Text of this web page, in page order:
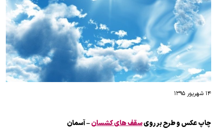
۱۴ شهریور ۱۳۹۵
چاپ عکس و طرح بر رویسقف های کشسان– آسمان